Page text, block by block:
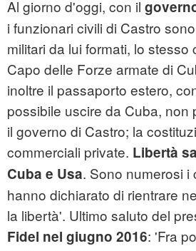
Al giorno d'oggi, con il
i funzionari civili di Castro
militari da lui formati, lo stesso
Capo delle Forze armate di
inoltre il passaporto estero,
possibile uscire da Cuba, non
il governo di Castro; la
commerciali private. Libertà
Cuba e Usa. Sono numerosi i
hanno dichiarato di rientrare
la libertà'. Ultimo saluto del
Fidel nel giugno 2016: 'Fra